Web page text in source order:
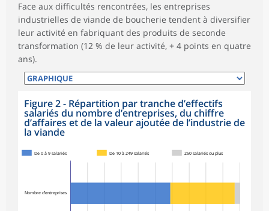
Face aux difficultés rencontrées, les entreprises
industrielles de viande de boucherie tendent à diversifier
leur activité en fabriquant des produits de seconde
transformation (12 % de leur activité, + 4 points en quatre
ans).
Figure 2 - Répartition par tranche d’effectifs
salariés du nombre d’entreprises, du chiffre
d’affaires et de la valeur ajoutée de l’industrie de
la viande
Nombre d’entreprises
De 0 à 9 salariés De 10 à 249 salariés 250 salariés ou plus